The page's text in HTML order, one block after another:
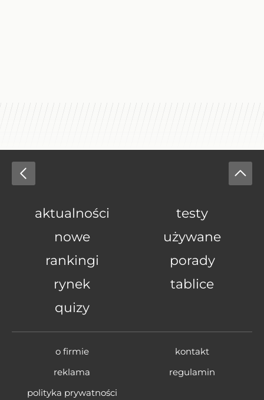
aktualności
testy
nowe
używane
rankingi
porady
rynek
tablice
quizy
o firmie
kontakt
reklama
regulamin
polityka prywatności